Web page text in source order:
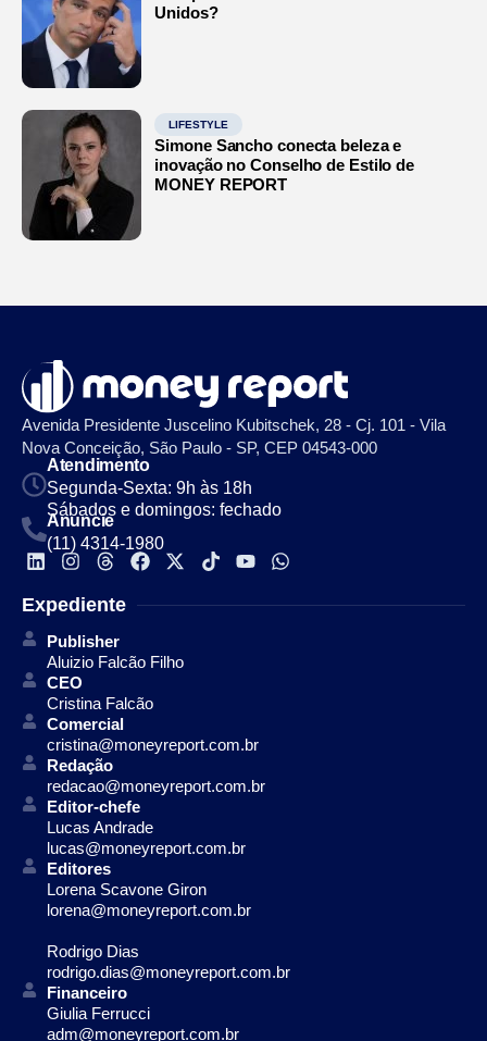
Unidos?
LIFESTYLE
Simone Sancho conecta beleza e
inovação no Conselho de Estilo de
MONEY REPORT
Avenida Presidente Juscelino Kubitschek, 28 - Cj. 101 - Vila
Nova Conceição, São Paulo - SP, CEP 04543-000
Atendimento
Segunda-Sexta: 9h às 18h
Sábados e domingos: fechado
Anuncie
(11) 4314-1980
Expediente
Publisher
Aluizio Falcão Filho
CEO
Cristina Falcão
Comercial
cristina@moneyreport.com.br
Redação
redacao@moneyreport.com.br
Editor-chefe
Lucas Andrade
lucas@moneyreport.com.br
Editores
Lorena Scavone Giron
lorena@moneyreport.com.br
Rodrigo Dias
rodrigo.dias@moneyreport.com.br
Financeiro
Giulia Ferrucci
adm@moneyreport.com.br